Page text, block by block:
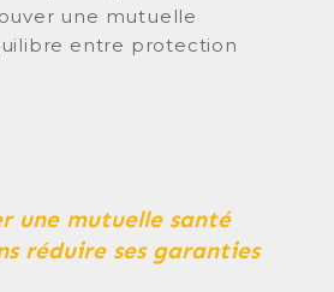
une mutuelle
entre protection
une mutuelle santé
réduire ses garanties